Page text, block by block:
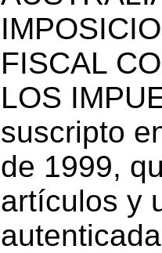
FISCAL
LOS
suscripto
de 1999,
artículos y